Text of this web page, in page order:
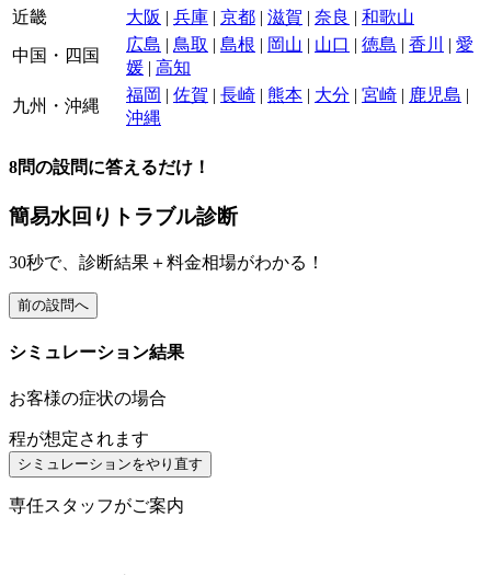
近畿
大阪 | 兵庫 | 京都 | 滋賀 | 奈良 | 和歌山
中国・四国
広島 | 鳥取 | 島根 | 岡山 | 山口 | 徳島 | 香川 | 愛
媛 | 高知
九州・沖縄
福岡 | 佐賀 | 長崎 | 熊本 | 大分 | 宮崎 | 鹿児島 |
沖縄
8問の設問に答えるだけ！
簡易水回りトラブル診断
30秒で、 診断結果＋料金相場がわかる！
前の設問へ
シミュレーション結果
お客様の症状の場合
程が想定されます
シミュレーションをやり直す
専任スタッフがご案内